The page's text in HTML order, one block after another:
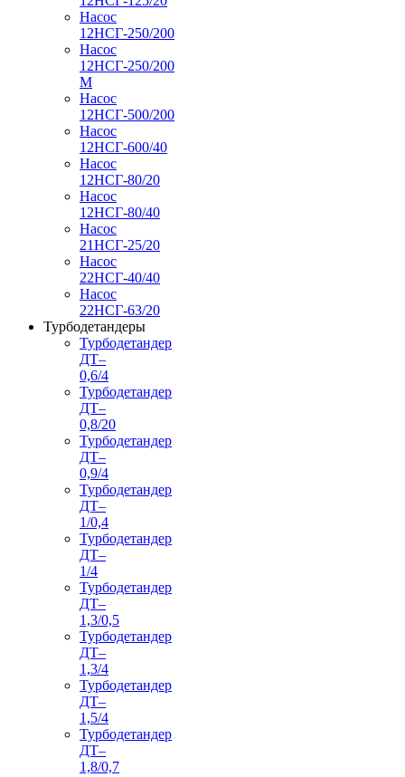
Насос
12НСГ-250/200
Насос
12НСГ-250/200
М
Насос
12НСГ-500/200
Насос
12НСГ-600/40
Насос
12НСГ-80/20
Насос
12НСГ-80/40
Насос
21НСГ-25/20
Насос
22НСГ-40/40
Насос
22НСГ-63/20
Турбодетандеры
Турбодетандер
ДТ–
0,6/4
Турбодетандер
ДТ–
0,8/20
Турбодетандер
ДТ–
0,9/4
Турбодетандер
ДТ–
1/0,4
Турбодетандер
ДТ–
1/4
Турбодетандер
ДТ–
1,3/0,5
Турбодетандер
ДТ–
1,3/4
Турбодетандер
ДТ–
1,5/4
Турбодетандер
ДТ–
1,8/0,7